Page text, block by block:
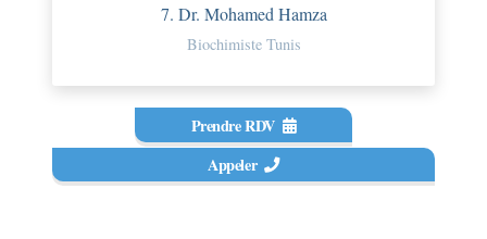
7. Dr. Mohamed Hamza
Biochimiste Tunis
Prendre RDV
Appeler